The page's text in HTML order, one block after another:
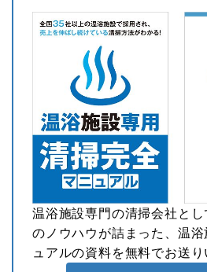
温浴施設専門の清掃会社と
のノウハウが詰まった、温
ュアルの資料を無料でお送り